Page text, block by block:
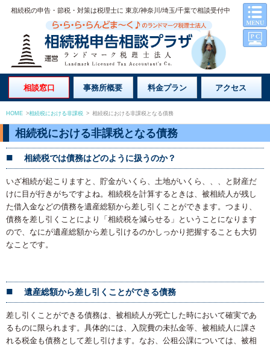
相続税の申告・節税・対策は税理士に 東京/神奈川/埼玉/千葉で相談受付中
相談窓口 事務所概要 料金プラン アクセス
HOME >相続税における非課税 > 相続税における非課税となる債務
相続税における非課税となる債務
相続税では債務はどのように扱うのか？
いざ相続が起こりますと、貯金がいくら、土地がいくら、、、と財産だ
けに目が行きがちですよね。相続税を計算するときは、被相続人が残し
た借入金などの債務を遺産総額から差し引くことができます。つまり、
債務を差し引くことにより「相続税を減らせる」ということになります
ので、なにが遺産総額から差し引けるのかしっかり把握することも大切
なことです。
遺産総額から差し引くことができる債務
差し引くことができる債務は、被相続人が死亡した時において確実であ
るものに限られます。具体的には、入院費の未払金等、被相続人に課さ
れる税金も債務として差し引けます。なお、公租公課については、被相